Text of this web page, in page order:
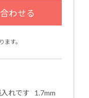
す。
れです 1.7mm